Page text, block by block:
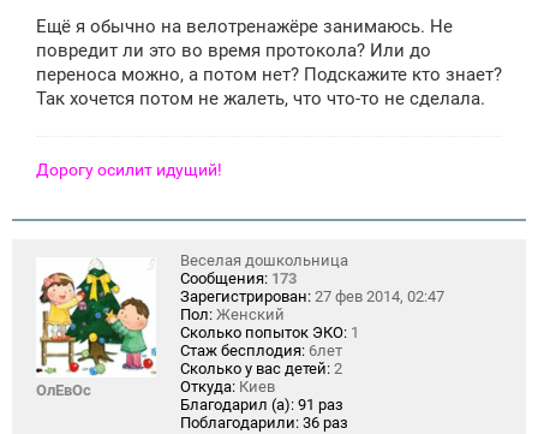
Ещё я обычно на велотренажёре занимаюсь. Не
повредит ли это во время протокола? Или до
переноса можно, а потом нет? Подскажите кто знает?
Так хочется потом не жалеть, что что-то не сделала.
Дорогу осилит идущий!
ОлЕвОс
Веселая дошкольница
Сообщения: 173
Зарегистрирован: 27 фев 2014, 02:47
Пол: Женский
Сколько попыток ЭКО: 1
Стаж бесплодия: 6лет
Сколько у вас детей: 2
Откуда: Киев
Благодарил (а): 91 раз
Поблагодарили: 36 раз